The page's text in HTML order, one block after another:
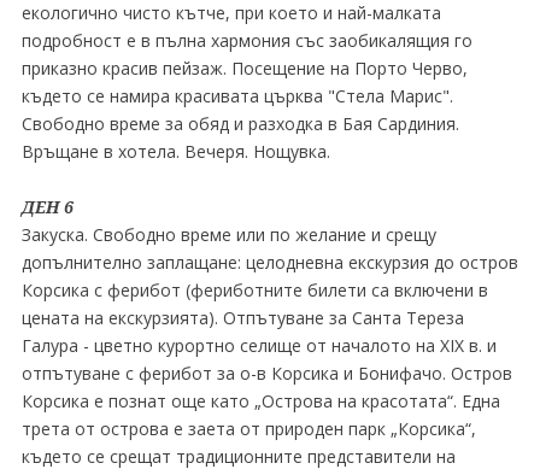
екологично чисто кътче, при което и най-малката
подробност е в пълна хармония със заобикалящия го
приказно красив пейзаж. Посещение на Порто Черво,
където се намира красивата църква "Стела Марис".
Свободно време за обяд и разходка в Бая Сардиния.
Връщане в хотела. Вечеря. Нощувка.
ДЕН 6
Закуска. Свободно време или по желание и срещу
допълнително заплащане: целодневна екскурзия до остров
Корсика с ферибот (фериботните билети са включени в
цената на екскурзията). Отпътуване за Санта Тереза
Галура - цветно курортно селище от началото на XIX в. и
отпътуване с ферибот за о-в Корсика и Бонифачо. Остров
Корсика е познат още като „Острова на красотата“. Една
трета от острова е заета от природен парк „Корсика“,
където се срещат традиционните представители на